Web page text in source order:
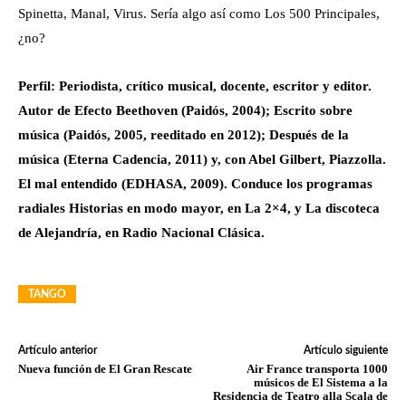
Spinetta, Manal, Virus. Sería algo así como Los 500 Principales,
¿no?
Perfil: Periodista, crítico musical, docente, escritor y editor.
Autor de Efecto Beethoven (Paidós, 2004); Escrito sobre
música (Paidós, 2005, reeditado en 2012); Después de la
música (Eterna Cadencia, 2011) y, con Abel Gilbert, Piazzolla.
El mal entendido (EDHASA, 2009). Conduce los programas
radiales Historias en modo mayor, en La 2×4, y La discoteca
de Alejandría, en Radio Nacional Clásica.
TANGO
Artículo anterior
Nueva función de El Gran Rescate
Artículo siguiente
Air France transporta 1000
músicos de El Sistema a la
Residencia de Teatro alla Scala de